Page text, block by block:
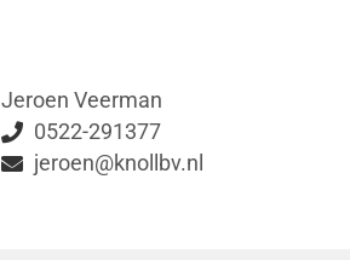
Jeroen Veerman
0522-291377
jeroen@knollbv.nl